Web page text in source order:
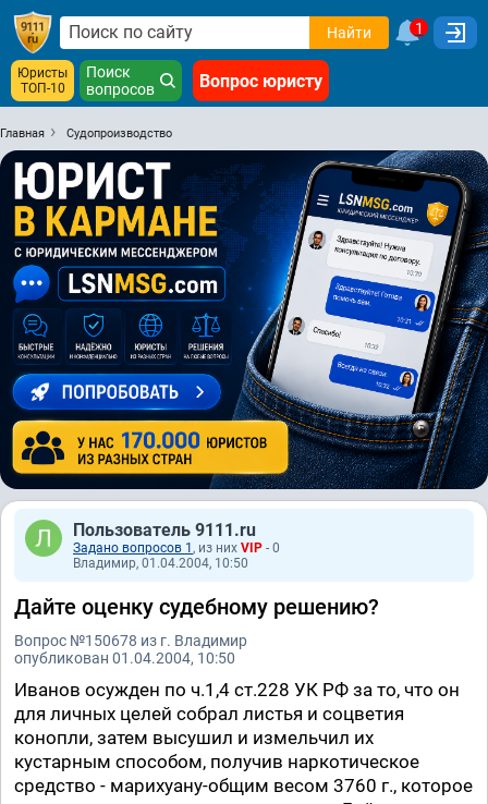
Найти 1
Юристы
ТОП-10
Поиск
вопросов
Вопрос юристу
Главная Судопроизводство
Пользователь 9111.ru
Задано вопросов 1 , из них VIP - 0
Владимир, 01.04.2004, 10:50
Дайте оценку судебному решению?
Вопрос №150678 из г. Владимир
опубликован 01.04.2004, 10:50
Иванов осужден по ч.1,4 ст.228 УК РФ за то, что он
для личных целей собрал листья и соцветия
конопли, затем высушил и измельчил их
кустарным способом, получив наркотическое
средство - марихуану-общим весом 3760 г., которое